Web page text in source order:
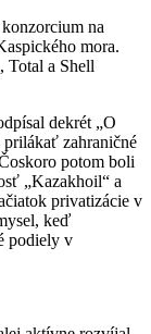
na
mora.
Total a Shell
dekrét „O
zahraničné
potom boli
„Kazakhoil“ a
privatizácie v
keď
podiely v